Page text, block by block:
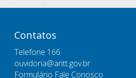
Contatos
Telefone 166
ouvidoria@antt.gov.br
Formulário Fale Conosco